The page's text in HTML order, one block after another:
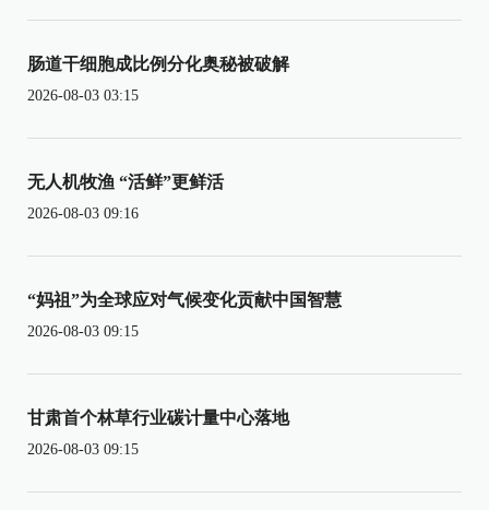
肠道干细胞成比例分化奥秘被破解
2026-08-03 03:15
无人机牧渔 “活鲜”更鲜活
2026-08-03 09:16
“妈祖”为全球应对气候变化贡献中国智慧
2026-08-03 09:15
甘肃首个林草行业碳计量中心落地
2026-08-03 09:15